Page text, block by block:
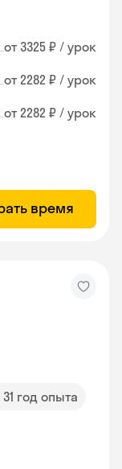
от 3325 ₽ / урок
от 2282 ₽ / урок
от 2282 ₽ / урок
время
31 год опыта